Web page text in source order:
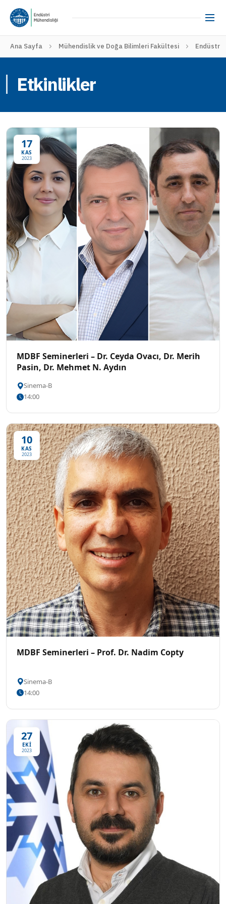
Ana Sayfa Mühendislik ve Doğa Bilimleri Fakültesi Endüstri
Etkinlikler
17
KAS
2023
MDBF Seminerleri – Dr. Ceyda Ovacı, Dr. Merih
Pasin, Dr. Mehmet N. Aydın
Sinema-B
14:00
10
KAS
2023
MDBF Seminerleri – Prof. Dr. Nadim Copty
Sinema-B
14:00
27
EKİ
2023